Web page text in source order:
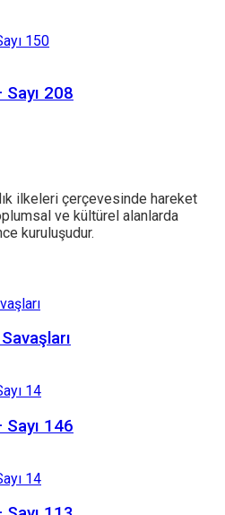
208
ilkeleri çerçevesinde hareket
ve kültürel alanlarda
kuruluşudur.
146